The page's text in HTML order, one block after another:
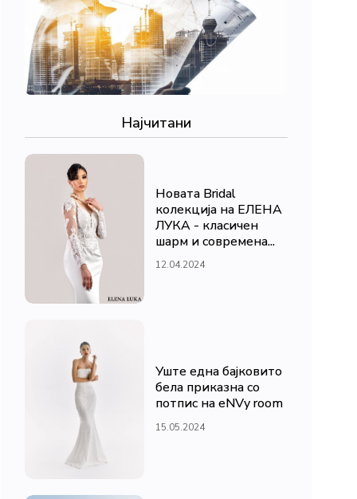
Најчитани
Новата Bridal
колекција на ЕЛЕНА
ЛУКА - класичен
шарм и современа...
12.04.2024
Уште една бајковито
бела приказна со
потпис на eNVy room
15.05.2024